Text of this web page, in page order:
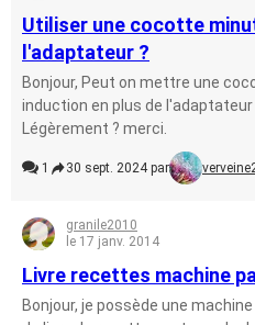
Utiliser une cocotte
l'adaptateur ?
Bonjour, Peut on mettre une
induction en plus de
Légèrement ? merci.
1 30 sept. 2024 par
granile2010
le 17 janv. 2014
Livre recettes machine
Bonjour, je possède une